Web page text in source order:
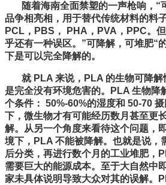
随着海南全面禁塑的一声枪响，“
品争相亮相，用于替代传统材料的料
PCL，PBS， PHA，PVA，PPC。
乎还有一种误区。”可降解，可堆肥“
下是可以完全降解的。
就 PLA 来说，PLA 的生物可降
是完全没有环境危害的。PLA 生物降
个条件： 50%-60%的湿度和 50-70
下，微生物才有可能经历数月甚至更
解。从另一个角度来看待这个问题，
境下，PLA 不能被降解。也就是说，
后分类，再进行数个月的工业堆肥，
需要巨大的能源成本。至于大自然中
家未具体说明导致大众对其的误解。